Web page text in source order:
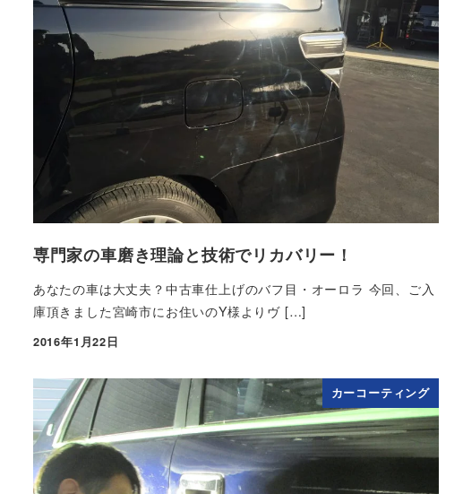
専門家の車磨き理論と技術でリカバリー！
あなたの車は大丈夫？中古車仕上げのバフ目・オーロラ 今回、ご入
庫頂きました宮崎市にお住いのY様よりヴ […]
投稿日
2016年1月22日
カーコーティング